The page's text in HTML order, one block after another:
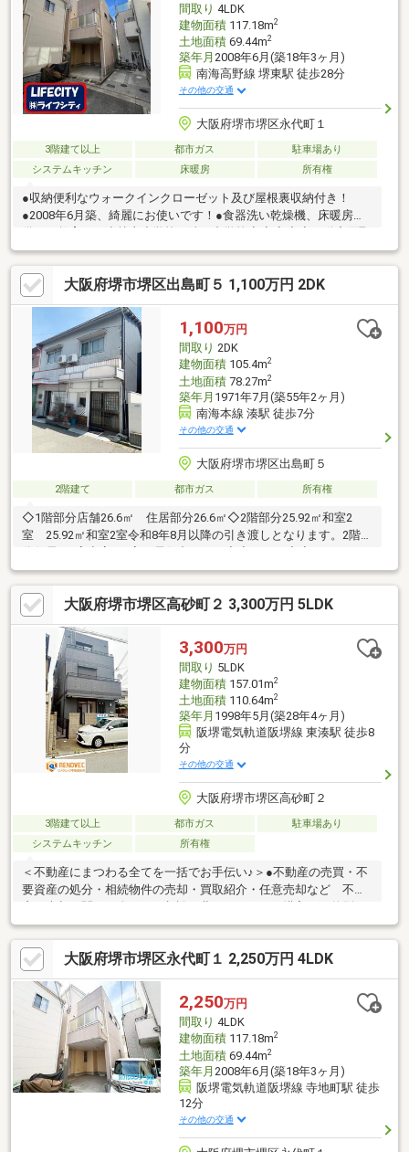
間取り 4LDK
建物面積117.18m2
土地面積69.44m2
築年月 2008年6月(築18年3ヶ月)
南海高野線 堺東駅 徒歩28分
その他の交通
大阪府堺市堺区永代町１
3階建て以上 都市ガス
駐車場あり
システムキッチン
床暖房 所有権
●収納便利なウォークインクローゼット及び屋根裏収納付き！
●2008年6月築、綺麗にお使いです！●食器洗い乾燥機、床暖房完
強化中！・無料見積り・最短即日解答・業者持込歓迎◇◆◇◆◇
大阪府堺市堺区出島町５ 1,100万円 2DK
1,100万円
間取り 2DK
建物面積105.4m2
土地面積78.27m2
築年月 1971年7月(築55年2ヶ月)
南海本線 湊駅 徒歩7分
その他の交通
大阪府堺市堺区出島町５
2階建て 都市ガス 所有権
◇1階部分店舗26.6㎡ 住居部分26.6㎡◇2階部分25.92㎡和室2
室 25.92㎡和室2室令和8年8月以降の引き渡しとなります。2階部
＋＊・＋＊・＋◇◆＋・＊◇◆◇南海本線湊駅より徒歩6分（480
ｍ）◇新湊小学校まで徒歩5分（400ｍ）◇大浜中学校まで徒歩14
分（1120ｍ）8月11日（火）～8月16日（日）は夏季休業とさせて
頂きます。休業期間中はご不便をお掛け致しますが、よろしくお
願いいたします。休業期間中に頂きましたお問い合わせにつきま
しては、8月17日（月）午前9時より順次対応いたします。
大阪府堺市堺区高砂町２ 3,300万円 5LDK
3,300万円
間取り 5LDK
建物面積157.01m2
土地面積110.64m2
築年月 1998年5月(築28年4ヶ月)
阪堺電気軌道阪堺線 東湊駅 徒歩8
分
その他の交通
大阪府堺市堺区高砂町２
3階建て以上 都市ガス
駐車場あり
システムキッチン
所有権
＜不動産にまつわる全てを一括でお手伝い♪＞●不動産の売買・不
要資産の処分・相続物件の売却・買取紹介・任意売却など 不動
お住み替え・住宅ローンなど 不動産の購入に関する全てのご相
談●リフォーム・リノベーション工事・古くなったご自宅のリフ
ォーム・水廻りや屋根の補修等々・購入した物件のリフォーム
等々 各種リフォームのご相談●各種保険の取り扱い・大切なご
自宅の火災保険・地震保険へのご加入手続き・ご購入のお住いの
火災保険・地震保険へのご加入手続き・大切なお車の自動車保
険・各種損害保険へのご加入手続き
大阪府堺市堺区永代町１ 2,250万円 4LDK
2,250万円
間取り 4LDK
建物面積117.18m2
土地面積69.44m2
築年月 2008年6月(築18年3ヶ月)
阪堺電気軌道阪堺線 寺地町駅 徒歩
12分
その他の交通